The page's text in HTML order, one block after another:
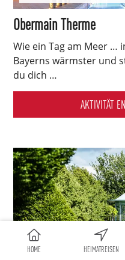
HOME HEIMATREISEN
Obermain Therme
Wie ein Tag am Meer …
Bayerns wärmster und
du dich …
AKTIVITÄT